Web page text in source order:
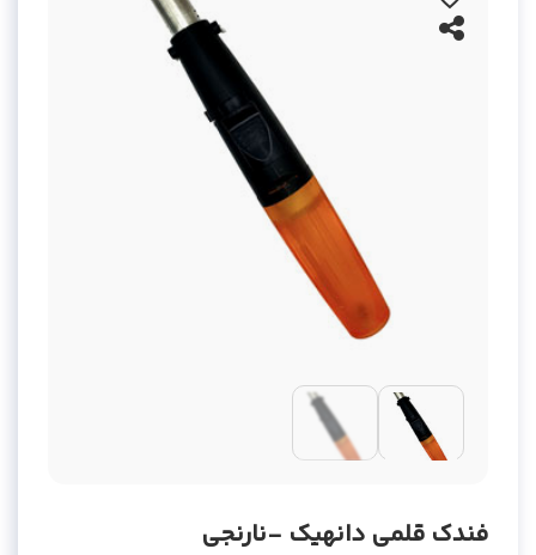
فندک قلمی دانهیک -نارنجی